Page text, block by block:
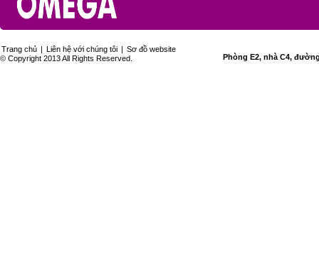
Trang chủ | Liên hệ với chúng tôi | Sơ đồ website
© Copyright 2013 All Rights Reserved.
Phòng E2, nhà C4,